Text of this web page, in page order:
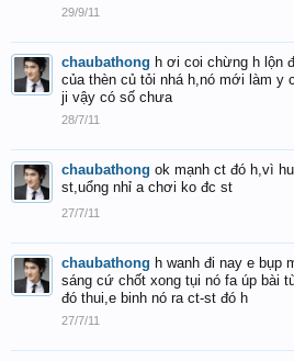
29/9/11
chaubathong h ơi coi chừng h lộn
của thèn củ tỏi nhá h,nó mới làm y
ji vậy có số chưa
28/7/11
chaubathong ok mạnh ct đó h,vì
st,uổng nhỉ a chơi ko đc st
27/7/11
chaubathong h wanh đi nay e bụp
sáng cứ chốt xong tụi nó fa úp bài
đó thui,e binh nó ra ct-st đó h
27/7/11